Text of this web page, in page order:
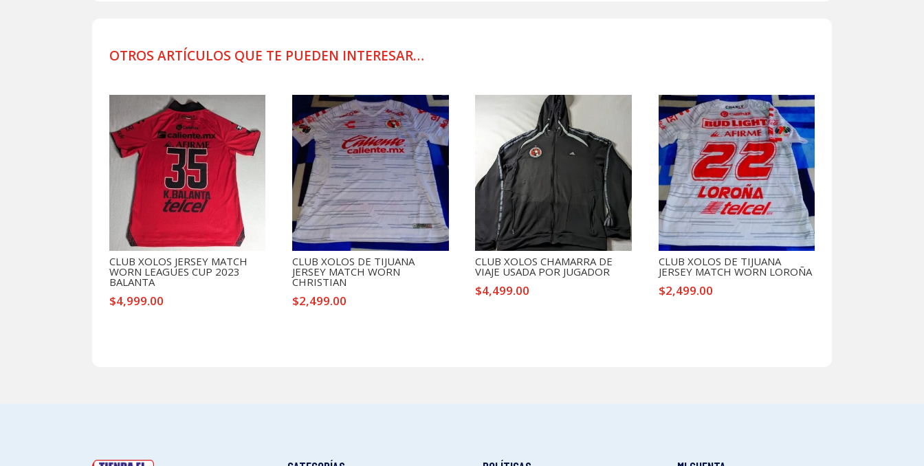
OTROS ARTÍCULOS QUE TE PUEDEN INTERESAR…
CLUB XOLOS JERSEY MATCH
WORN LEAGUES CUP 2023
BALANTA
$4,999.00
CLUB XOLOS DE TIJUANA
JERSEY MATCH WORN
CHRISTIAN
$2,499.00
CLUB XOLOS CHAMARRA DE
VIAJE USADA POR JUGADOR
$4,499.00
CLUB XOLOS DE TIJUANA
JERSEY MATCH WORN LOROÑA
$2,499.00